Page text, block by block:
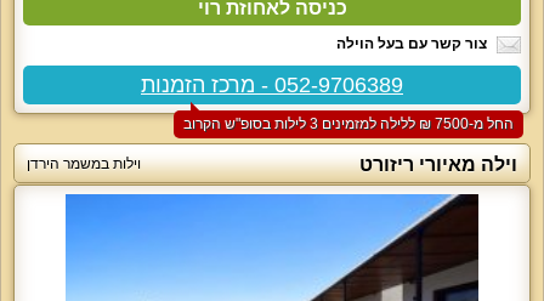
כניסה לאחוזת רוי
צור קשר עם בעל הוילה
052-9706389 - מרכז הזמנות
החל מ-‏7500 ₪ ללילה למזמינים 3 לילות בסופ"ש הקרוב
וילה מאיורי ריזורט וילות במשמר הירדן